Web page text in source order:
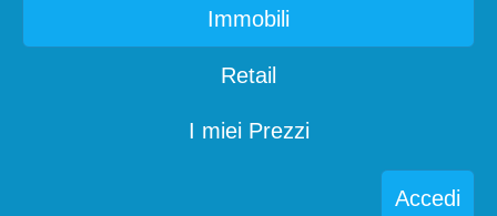
Immobili
Retail
I miei Prezzi
Accedi